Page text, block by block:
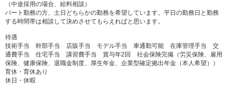
（中途採用の場合、給料相談）
パート勤務の方、土日どちらかの勤務を希望しています。平日の勤務日と勤務
する時間帯は相談して決めさせてもらえればと思います。
待遇
技術手当 幹部手当 店販手当 モデル手当 車通勤可能 在庫管理手当 交
通費手当 住宅手当 講習費手当 賞与年2回 社会保険完備（労災保険、雇用
保険、健康保険、退職金制度、厚生年金、企業型確定拠出年金（本人希望））
育休・育休あり
休日・休暇